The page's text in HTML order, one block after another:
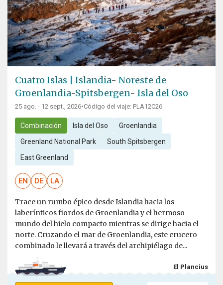
Cuatro Islas | Islandia- Noreste de
Groenlandia-Spitsbergen- Isla del Oso
25 ago. - 12 sept., 2026•Código del viaje: PLA12C26
Combinación Isla del Oso Groenlandia
Greenland National Park South Spitsbergen
East Greenland
EN DE LA
Trace un rumbo épico desde Islandia hacia los
laberínticos fiordos de Groenlandia y el hermoso
mundo del hielo compacto mientras se dirige hacia el
norte. Cruzando el mar de Groenlandia, este crucero
combinado le llevará a través del archipiélago de...
El Plancius